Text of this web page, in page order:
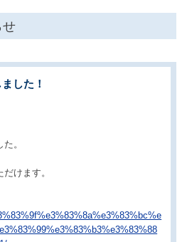
せ
した！
。
けます。